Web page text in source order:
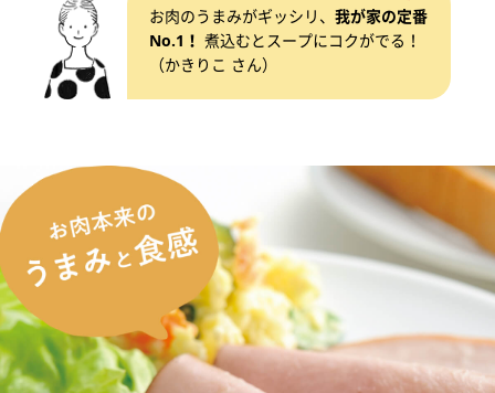
お肉のうまみがギッシリ、 我が家の定番
No.1！ 煮込むとスープにコクがでる！
（かきりこ さん）